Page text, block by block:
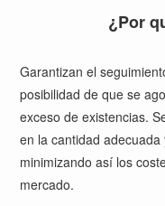
¿Por
Garantizan el
posibilidad de que se
exceso de existencias.
en la cantidad
minimizando así los
mercado.